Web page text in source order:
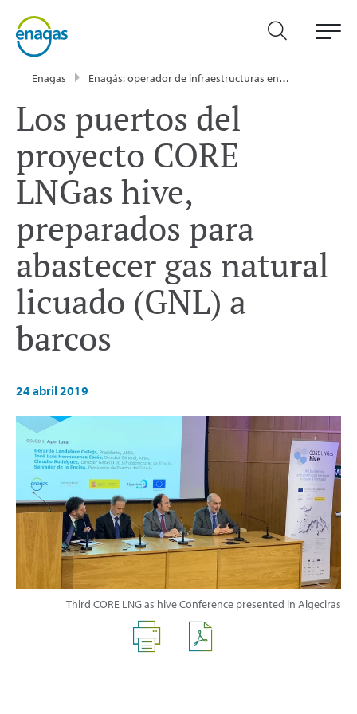
Enagas Enagás: operador de infraestructuras energéticas
Los puertos del
proyecto CORE
LNGas hive,
preparados para
abastecer gas natural
licuado (GNL) a
barcos
24 abril 2019
Third CORE LNG as hive Conference presented in Algeciras